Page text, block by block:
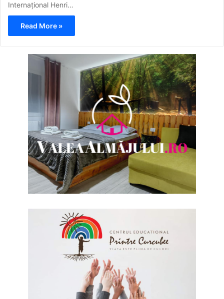
Internațional Henri…
Read More »